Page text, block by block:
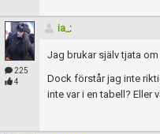
225
4
ia_:
Jag brukar själv tjata
Dock förstår jag inte
inte var i en tabell? Eller